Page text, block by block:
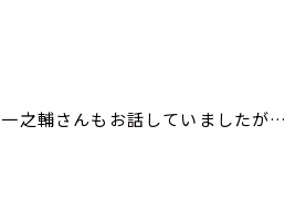
之輔さんもお話していましたが…